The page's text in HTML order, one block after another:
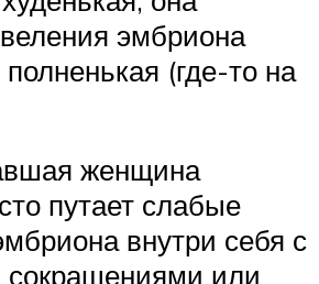
эмбриона
(где-то на
женщина
путает слабые
внутри себя с
или